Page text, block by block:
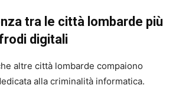
tra le città lombarde più
digitali
altre città lombarde compaiono
alla criminalità informatica.